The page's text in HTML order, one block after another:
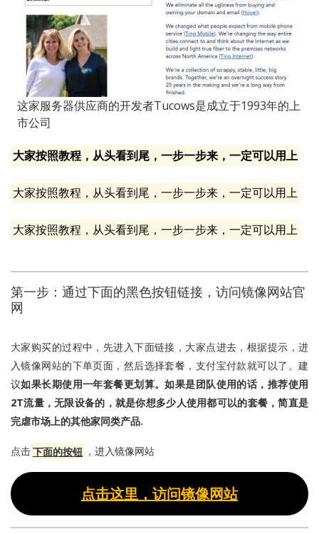
这家服务器供应商的开发者Tucows是成立于1993年的上
市公司
大家按照教程，从头看到尾，一步一步来，一定可以用上
大家按照教程，从头看到尾，一步一步来，一定可以用上
大家按照教程，从头看到尾，一步一步来，一定可以用上
第一步：通过下面的黑色按钮链接，访问镜像网站官
网
大家购买的过程中，先进入下面链接，大家点进去，根据提示，进
入镜像网站的下单页面，然后选择套餐，支付宝付款就可以了。建
议如果长期使用一年套餐更划算。如果是团队使用的话，推荐使用
2T流量，无限设备的，就是你想多少人使用都可以的套餐，简直是
完虐市场上的其他家同类产品.
点击下面的按钮 ，进入镜像网站
点击这里，访问镜像网站